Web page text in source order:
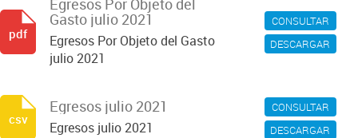
CONSULTAR
DESCARGAR
Egresos Por Objeto del
Gasto julio 2021
Egresos Por Objeto del Gasto
julio 2021
pdf
CONSULTAR
DESCARGAR
Egresos julio 2021
Egresos julio 2021
csv